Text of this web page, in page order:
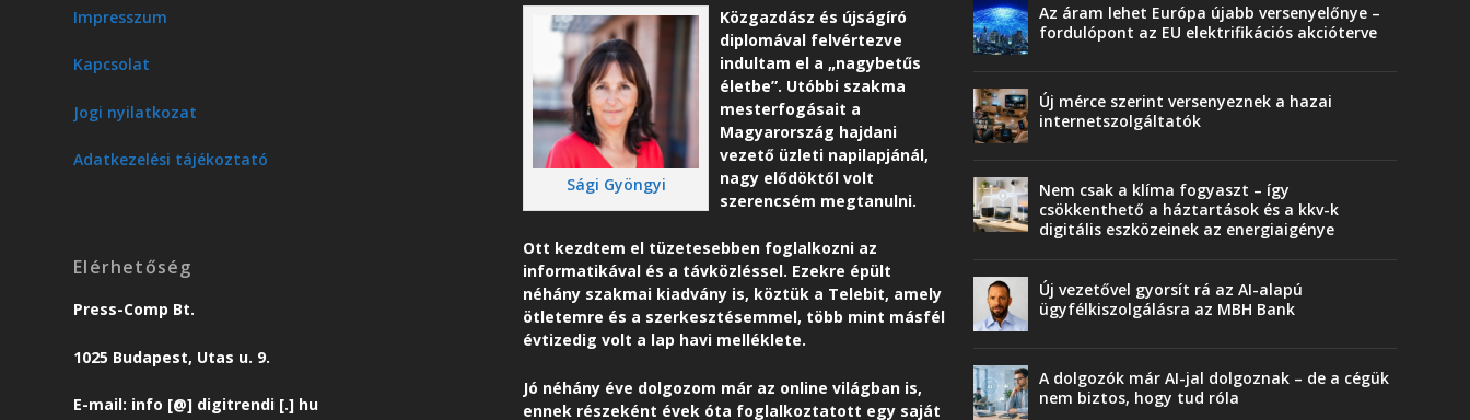
Impresszum
Kapcsolat
Jogi nyilatkozat
Adatkezelési tájékoztató
Elérhetőség
Press-Comp Bt.
1025 Budapest, Utas u. 9.
E-mail: info [@] digitrendi [.] hu
Sági Gyöngyi
Közgazdász és újságíró
diplomával felvértezve
indultam el a „nagybetűs
életbe”. Utóbbi szakma
mesterfogásait a
Magyarország hajdani
vezető üzleti napilapjánál,
nagy elődöktől volt
szerencsém megtanulni.
Ott kezdtem el tüzetesebben foglalkozni az
informatikával és a távközléssel. Ezekre épült
néhány szakmai kiadvány is, köztük a Telebit, amely
ötletemre és a szerkesztésemmel, több mint másfél
évtizedig volt a lap havi melléklete.
Jó néhány éve dolgozom már az online világban is,
ennek részeként évek óta foglalkoztatott egy saját
Az áram lehet Európa újabb versenyelőnye –
fordulópont az EU elektrifikációs akcióterve
Új mérce szerint versenyeznek a hazai
internetszolgáltatók
Nem csak a klíma fogyaszt – így
csökkenthető a háztartások és a kkv-k
digitális eszközeinek az energiaigénye
Új vezetővel gyorsít rá az AI-alapú
ügyfélkiszolgálásra az MBH Bank
A dolgozók már AI-jal dolgoznak – de a cégük
nem biztos, hogy tud róla